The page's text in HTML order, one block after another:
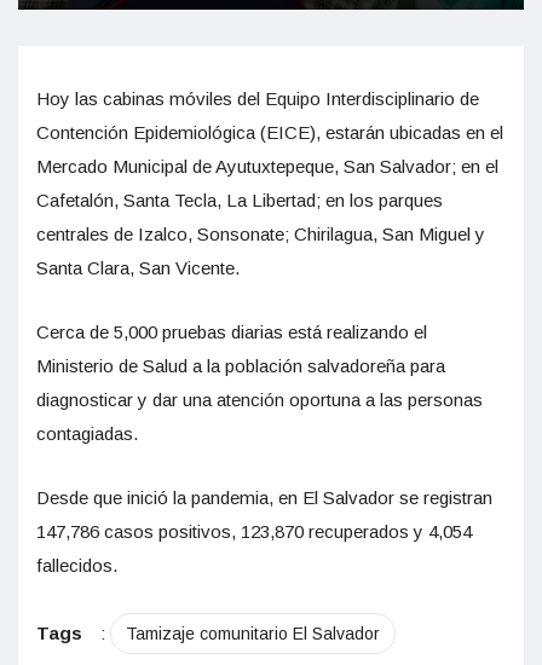
Hoy las cabinas móviles del Equipo Interdisciplinario de
Contención Epidemiológica (EICE), estarán ubicadas en el
Mercado Municipal de Ayutuxtepeque, San Salvador; en el
Cafetalón, Santa Tecla, La Libertad; en los parques
centrales de Izalco, Sonsonate; Chirilagua, San Miguel y
Santa Clara, San Vicente.
Cerca de 5,000 pruebas diarias está realizando el
Ministerio de Salud a la población salvadoreña para
diagnosticar y dar una atención oportuna a las personas
contagiadas.
Desde que inició la pandemia, en El Salvador se registran
147,786 casos positivos, 123,870 recuperados y 4,054
fallecidos.
Tags : Tamizaje comunitario El Salvador